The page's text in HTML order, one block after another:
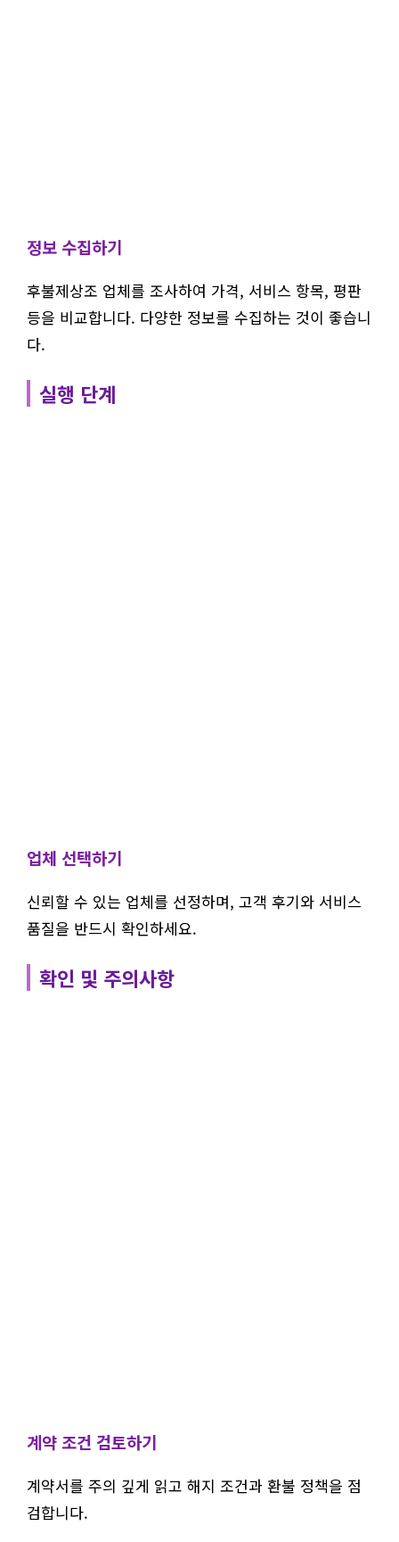
정보 수집하기
후불제상조 업체를 조사하여 가격, 서비스 항목, 평판
등을 비교합니다. 다양한 정보를 수집하는 것이 좋습니
다.
실행 단계
업체 선택하기
신뢰할 수 있는 업체를 선정하며, 고객 후기와 서비스
품질을 반드시 확인하세요.
확인 및 주의사항
계약 조건 검토하기
계약서를 주의 깊게 읽고 해지 조건과 환불 정책을 점
검합니다.